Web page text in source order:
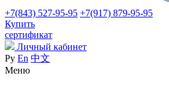
+7(843) 527-95-95 +7(917) 879-95-95
Купить
сертификат
Личный кабинет
Ру En 中文
Меню